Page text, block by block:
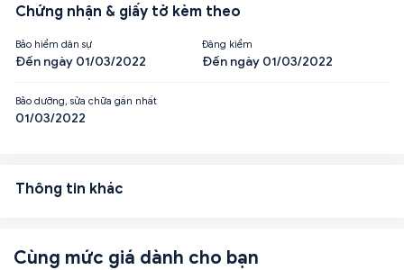
Chứng nhận & giấy tờ kèm theo
Bảo hiểm dân sự
Đến ngày 01/03/2022
Đăng kiểm
Đến ngày 01/03/2022
Bảo dưỡng, sửa chữa gần nhất
01/03/2022
Thông tin khác
Cùng mức giá dành cho bạn